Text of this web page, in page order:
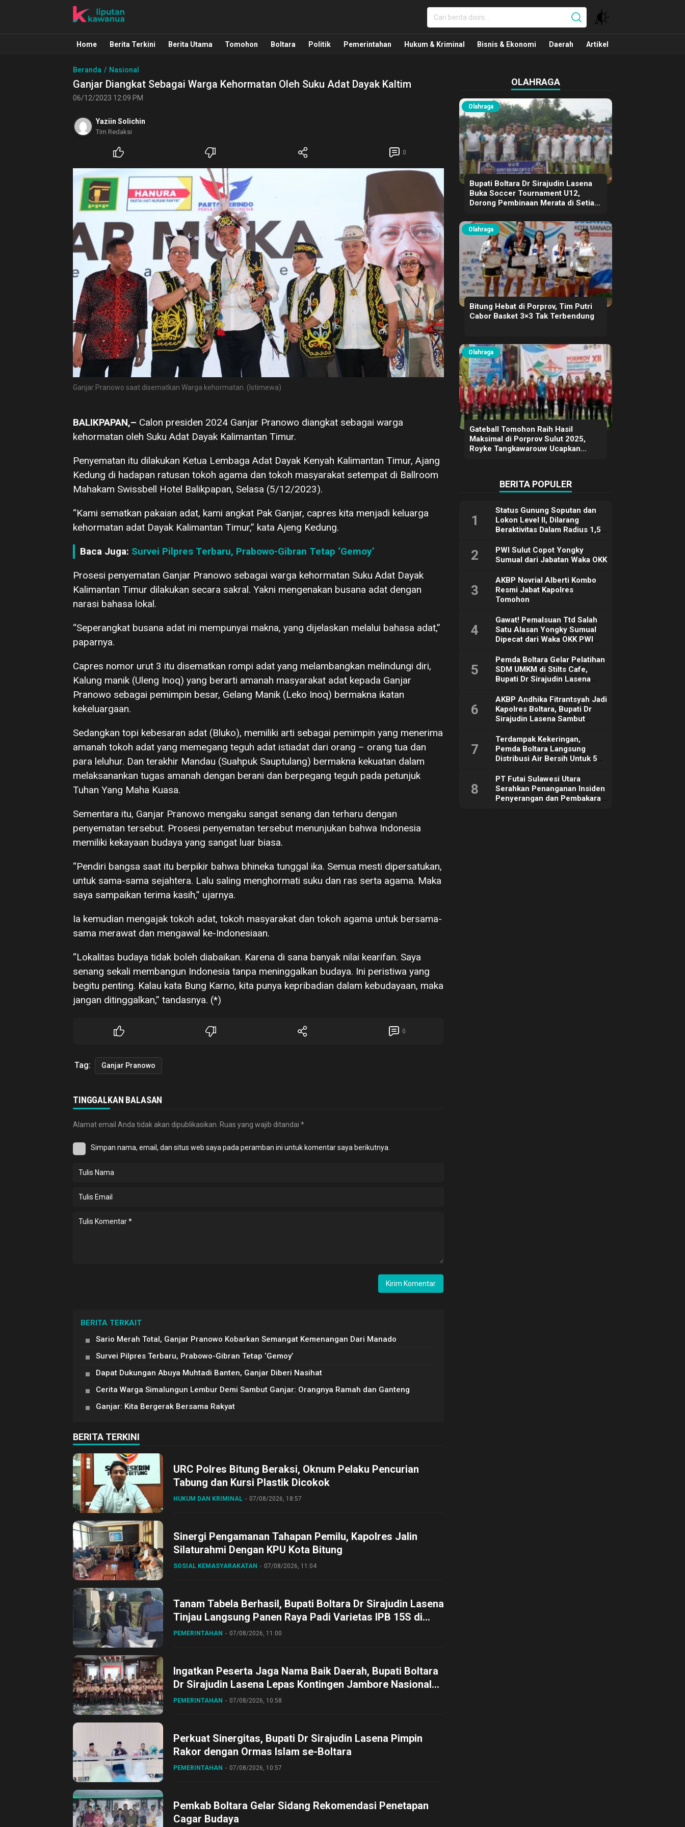
Liputan Kawanua
Berita Manado, Sulawesi Utara, Kawanua, Politik, Pemerintahan, Hukum Kriminal dan Nasional
Home Berita Terkini Berita Utama Tomohon Boltara Politik Pemerintahan Hukum & Kriminal Bisnis & Ekonomi Daerah Artikel
Beranda Nasional
Ganjar Diangkat Sebagai Warga Kehormatan Oleh Suku Adat Dayak Kaltim
06/12/2023 12:09 PM
Yaziin Solichin
Tim Redaksi
0
Ganjar Pranowo saat disematkan Warga kehormatan. (Istimewa)
BALIKPAPAN,– Calon presiden 2024 Ganjar Pranowo diangkat sebagai warga
kehormatan oleh Suku Adat Dayak Kalimantan Timur.
Penyematan itu dilakukan Ketua Lembaga Adat Dayak Kenyah Kalimantan Timur, Ajang
Kedung di hadapan ratusan tokoh agama dan tokoh masyarakat setempat di Ballroom
Mahakam Swissbell Hotel Balikpapan, Selasa (5/12/2023).
“Kami sematkan pakaian adat, kami angkat Pak Ganjar, capres kita menjadi keluarga
kehormatan adat Dayak Kalimantan Timur,” kata Ajeng Kedung.
Baca Juga: Survei Pilpres Terbaru, Prabowo-Gibran Tetap ‘Gemoy’
Prosesi penyematan Ganjar Pranowo sebagai warga kehormatan Suku Adat Dayak
Kalimantan Timur dilakukan secara sakral. Yakni mengenakan busana adat dengan
narasi bahasa lokal.
“Seperangkat busana adat ini mempunyai makna, yang dijelaskan melalui bahasa adat,”
paparnya.
Capres nomor urut 3 itu disematkan rompi adat yang melambangkan melindungi diri,
Kalung manik (Uleng Inoq) yang berarti amanah masyarakat adat kepada Ganjar
Pranowo sebagai pemimpin besar, Gelang Manik (Leko Inoq) bermakna ikatan
kekeluargaan.
Sedangkan topi kebesaran adat (Bluko), memiliki arti sebagai pemimpin yang menerima
amanah tokoh adat yang memegang teguh adat istiadat dari orang – orang tua dan
para leluhur. Dan terakhir Mandau (Suahpuk Sauptulang) bermakna kekuatan dalam
melaksanankan tugas amanah dengan berani dan berpegang teguh pada petunjuk
Tuhan Yang Maha Kuasa.
Sementara itu, Ganjar Pranowo mengaku sangat senang dan terharu dengan
penyematan tersebut. Prosesi penyematan tersebut menunjukan bahwa Indonesia
memiliki kekayaan budaya yang sangat luar biasa.
“Pendiri bangsa saat itu berpikir bahwa bhineka tunggal ika. Semua mesti dipersatukan,
untuk sama-sama sejahtera. Lalu saling menghormati suku dan ras serta agama. Maka
saya sampaikan terima kasih,” ujarnya.
Ia kemudian mengajak tokoh adat, tokoh masyarakat dan tokoh agama untuk bersama-
sama merawat dan mengawal ke-Indonesiaan.
“Lokalitas budaya tidak boleh diabaikan. Karena di sana banyak nilai kearifan. Saya
senang sekali membangun Indonesia tanpa meninggalkan budaya. Ini peristiwa yang
begitu penting. Kalau kata Bung Karno, kita punya kepribadian dalam kebudayaan, maka
jangan ditinggalkan,” tandasnya. (*)
0
Tag: Ganjar Pranowo
TINGGALKAN BALASAN
Alamat email Anda tidak akan dipublikasikan. Ruas yang wajib ditandai *
Simpan nama, email, dan situs web saya pada peramban ini untuk komentar saya berikutnya.
BERITA TERKAIT
Sario Merah Total, Ganjar Pranowo Kobarkan Semangat Kemenangan Dari Manado
Survei Pilpres Terbaru, Prabowo-Gibran Tetap ‘Gemoy’
Dapat Dukungan Abuya Muhtadi Banten, Ganjar Diberi Nasihat
Cerita Warga Simalungun Lembur Demi Sambut Ganjar: Orangnya Ramah dan Ganteng
Ganjar: Kita Bergerak Bersama Rakyat
BERITA TERKINI
URC Polres Bitung Beraksi, Oknum Pelaku Pencurian
Tabung dan Kursi Plastik Dicokok
HUKUM DAN KRIMINAL 07/08/2026, 18:57
Sinergi Pengamanan Tahapan Pemilu, Kapolres Jalin
Silaturahmi Dengan KPU Kota Bitung
SOSIAL KEMASYARAKATAN 07/08/2026, 11:04
Tanam Tabela Berhasil, Bupati Boltara Dr Sirajudin Lasena
Tinjau Langsung Panen Raya Padi Varietas IPB 15S di
Desa Gihang
PEMERINTAHAN 07/08/2026, 11:00
Ingatkan Peserta Jaga Nama Baik Daerah, Bupati Boltara
Dr Sirajudin Lasena Lepas Kontingen Jambore Nasional
ke XII di Buperta Cibubur
PEMERINTAHAN 07/08/2026, 10:58
Perkuat Sinergitas, Bupati Dr Sirajudin Lasena Pimpin
Rakor dengan Ormas Islam se-Boltara
PEMERINTAHAN 07/08/2026, 10:57
Pemkab Boltara Gelar Sidang Rekomendasi Penetapan
Cagar Budaya
OLAHRAGA
Olahraga
Bupati Boltara Dr Sirajudin Lasena
Buka Soccer Tournament U12,
Dorong Pembinaan Merata di Setiap
Olahraga
Bitung Hebat di Porprov, Tim Putri
Cabor Basket 3×3 Tak Terbendung
Olahraga
Gateball Tomohon Raih Hasil
Maksimal di Porprov Sulut 2025,
Royke Tangkawarouw Ucapkan
BERITA POPULER
1
Status Gunung Soputan dan
Lokon Level II, Dilarang
Beraktivitas Dalam Radius 1,5
2
PWI Sulut Copot Yongky
Sumual dari Jabatan Waka OKK
3
AKBP Novrial Alberti Kombo
Resmi Jabat Kapolres
Tomohon
4
Gawat! Pemalsuan Ttd Salah
Satu Alasan Yongky Sumual
Dipecat dari Waka OKK PWI
5
Pemda Boltara Gelar Pelatihan
SDM UMKM di Stilts Cafe,
Bupati Dr Sirajudin Lasena
Dorong Ekonomi Daerah
6
AKBP Andhika Fitrantsyah Jadi
Kapolres Boltara, Bupati Dr
Sirajudin Lasena Sambut
7
Terdampak Kekeringan,
Pemda Boltara Langsung
Distribusi Air Bersih Untuk 50
8
PT Futai Sulawesi Utara
Serahkan Penanganan Insiden
Penyerangan dan Pembakaran